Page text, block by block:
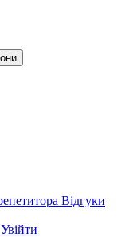
Відгуки
Увійти